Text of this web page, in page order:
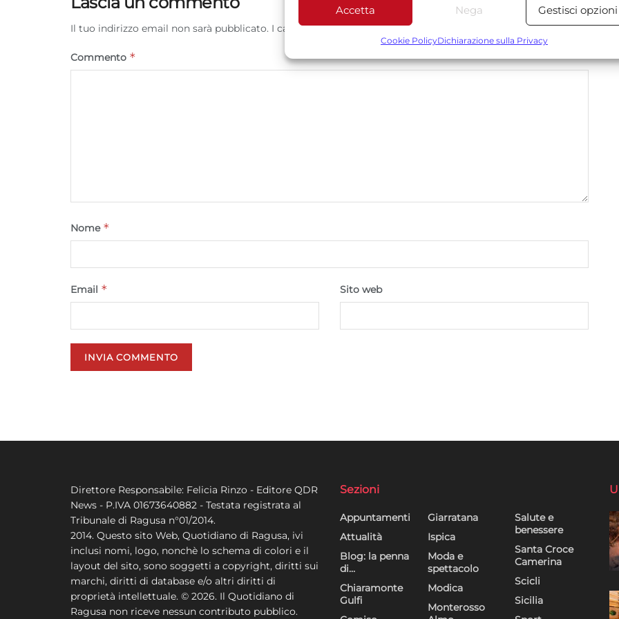
Funzionalità Sempre
Abbinare e combinare dati provenienti da altre fonti di dati,
alle informazioni trasmesse automaticamente.
scelte sulla privacy.
Accetta Nega Gestisci opzioni
Cookie PolicyDichiarazione sulla Privacy
Il tuo indirizzo email non sarà pubblicato. I campi obbligatori sono contrassegnati
Commento *
Nome *
Email * Sito web
Direttore Responsabile: Felicia Rinzo - Editore QDR
News - P.IVA 01673640882 - Testata registrata al
Tribunale di Ragusa n°01/2014.
2014. Questo sito Web, Quotidiano di Ragusa, ivi
inclusi nomi, logo, nonchè lo schema di colori e il
layout del sito, sono soggetti a copyright, diritti sui
marchi, diritti di database e/o altri diritti di
proprietà intellettuale. © 2026. Il Quotidiano di
Ragusa non riceve nessun contributo pubblico.
Sezioni
Appuntamenti
Attualità
Blog: la penna
di…
Chiaramonte
Gulfi
Giarratana
Ispica
Moda e
spettacolo
Modica
Monterosso
Salute e
benessere
Santa Croce
Camerina
Scicli
Sicilia